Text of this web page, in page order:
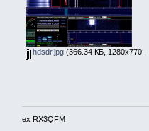
hdsdr.jpg(366.34 КБ, 1280x770 -
ex RX3QFM